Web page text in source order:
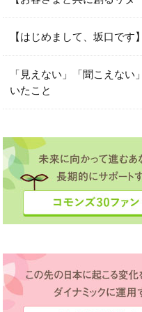
【はじめまして、坂口です】
「見えない」「聞こえない
いたこと
城下町
寄付先選定
岸田総理
投資
メント
の美意識
会議所青年部
を信じる力
際中等教育学校
楽しさ